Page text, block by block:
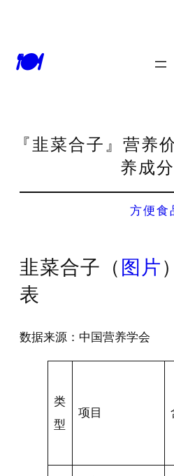
🍽
『韭菜合子』营
养成
方便食
韭菜合子（ 图片
表
数据来源：中国营养学会
类
型
项目